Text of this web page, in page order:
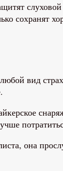
сохранят
вид
она